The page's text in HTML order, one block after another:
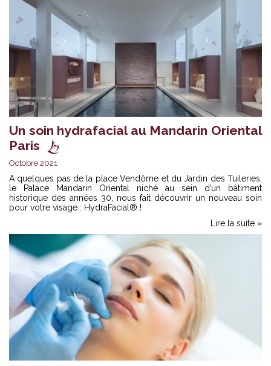
Un soin hydrafacial au Mandarin Oriental
Paris
Octobre 2021
A quelques pas de la place Vendôme et du Jardin des Tuileries,
le Palace Mandarin Oriental niché au sein d’un bâtiment
historique des années 30, nous fait découvrir un nouveau soin
pour votre visage : HydraFacial® !
Lire la suite »